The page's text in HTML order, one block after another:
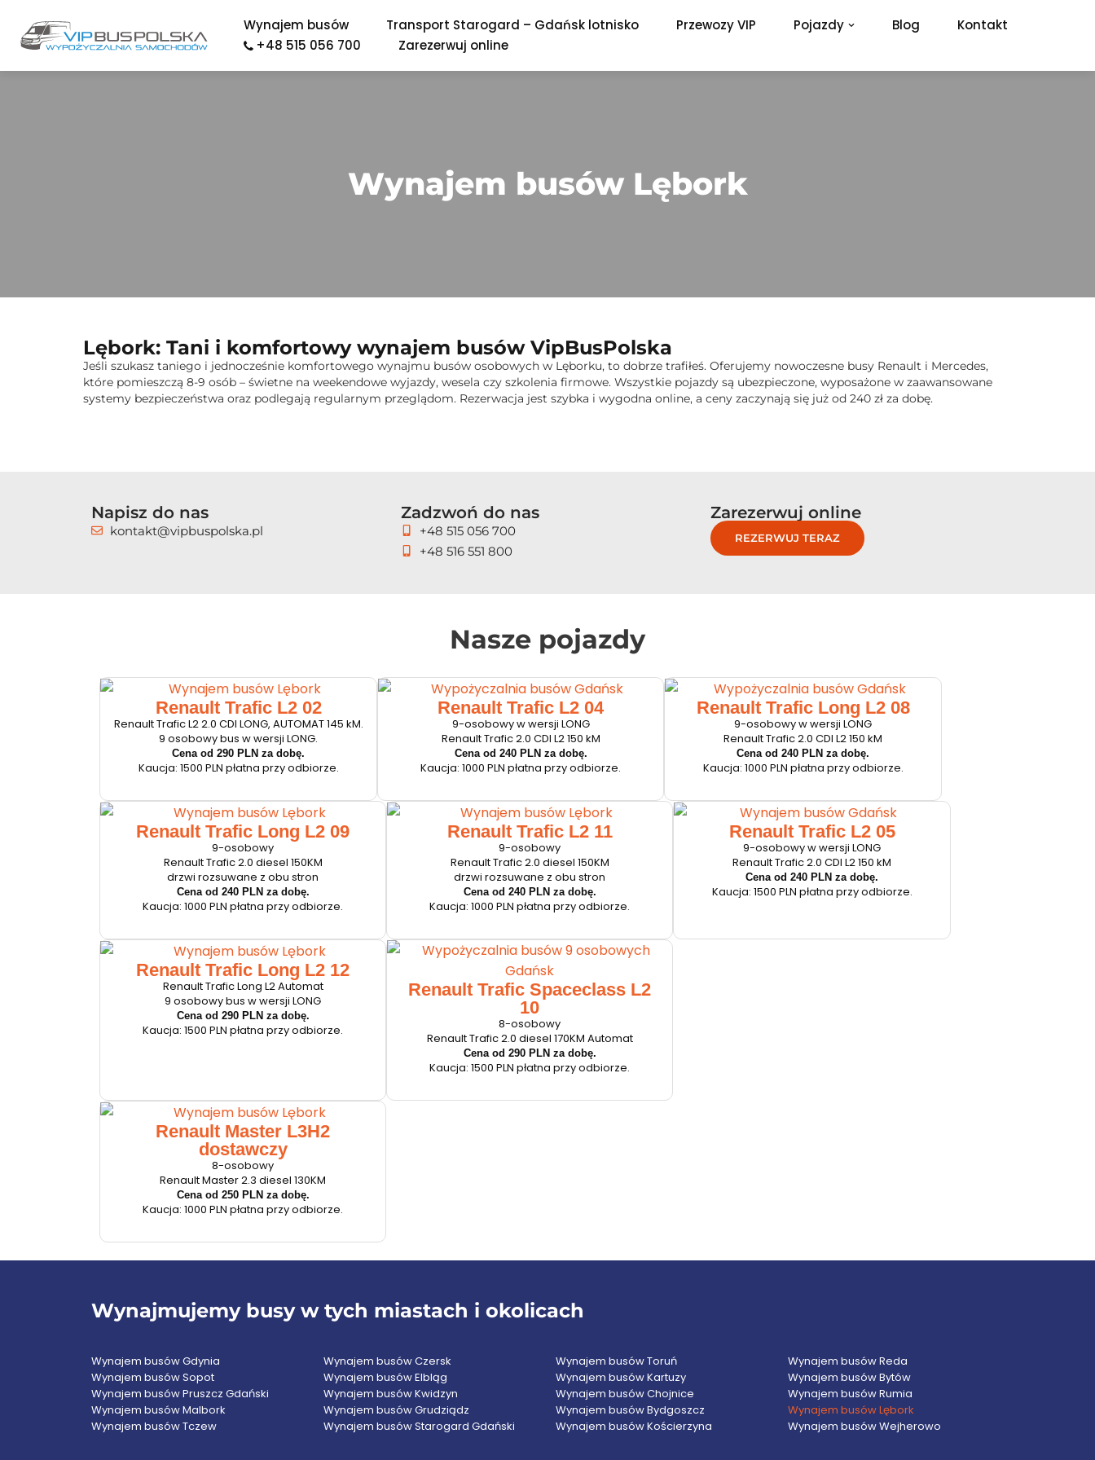
Przejdź
Wynajem busów Transport Starogard – Gdańsk lotnisko Przewozy VIP Pojazdy Blog
Kontakt
+48 515 056 700
Zarezerwuj online
Wynajem busów Lębork
Lębork: Tani i komfortowy wynajem busów VipBusPolska
Jeśli szukasz taniego i jednocześnie komfortowego wynajmu busów osobowych w Lęborku, to dobrze trafiłeś. Oferujemy nowoczesne busy Renault i Mercedes,
które pomieszczą 8-9 osób – świetne na weekendowe wyjazdy, wesela czy szkolenia firmowe. Wszystkie pojazdy są ubezpieczone, wyposażone w zaawansowane
systemy bezpieczeństwa oraz podlegają regularnym przeglądom. Rezerwacja jest szybka i wygodna online, a ceny zaczynają się już od 240 zł za dobę.
Napisz do nas
kontakt@vipbuspolska.pl
Zadzwoń do nas
+48 515 056 700
+48 516 551 800
Zarezerwuj online
REZERWUJ TERAZ
Nasze pojazdy
Renault Trafic L2 02
Renault Trafic L2 2.0 CDI LONG, AUTOMAT 145 kM.
9 osobowy bus w wersji LONG.
Cena od 290 PLN za dobę.
Kaucja: 1500 PLN płatna przy odbiorze.
Renault Trafic L2 04
9-osobowy w wersji LONG
Renault Trafic 2.0 CDI L2 150 kM
Cena od 240 PLN za dobę.
Kaucja: 1000 PLN płatna przy odbiorze.
Renault Trafic Long L2 08
9-osobowy w wersji LONG
Renault Trafic 2.0 CDI L2 150 kM
Cena od 240 PLN za dobę.
Kaucja: 1000 PLN płatna przy odbiorze.
Renault Trafic Long L2 09
9-osobowy
Renault Trafic 2.0 diesel 150KM
drzwi rozsuwane z obu stron
Cena od 240 PLN za dobę.
Kaucja: 1000 PLN płatna przy odbiorze.
Renault Trafic L2 11
9-osobowy
Renault Trafic 2.0 diesel 150KM
drzwi rozsuwane z obu stron
Cena od 240 PLN za dobę.
Kaucja: 1000 PLN płatna przy odbiorze.
Renault Trafic L2 05
9-osobowy w wersji LONG
Renault Trafic 2.0 CDI L2 150 kM
Cena od 240 PLN za dobę.
Kaucja: 1500 PLN płatna przy odbiorze.
Renault Trafic Long L2 12
Renault Trafic Long L2 Automat
9 osobowy bus w wersji LONG
Cena od 290 PLN za dobę.
Kaucja: 1500 PLN płatna przy odbiorze.
Renault Trafic Spaceclass L2
10
8-osobowy
Renault Trafic 2.0 diesel 170KM Automat
Cena od 290 PLN za dobę.
Kaucja: 1500 PLN płatna przy odbiorze.
Renault Master L3H2
dostawczy
8-osobowy
Renault Master 2.3 diesel 130KM
Cena od 250 PLN za dobę.
Kaucja: 1000 PLN płatna przy odbiorze.
Wynajmujemy busy w tych miastach i okolicach
Wynajem busów Gdynia
Wynajem busów Sopot
Wynajem busów Pruszcz Gdański
Wynajem busów Malbork
Wynajem busów Tczew
Wynajem busów Czersk
Wynajem busów Elbląg
Wynajem busów Kwidzyn
Wynajem busów Grudziądz
Wynajem busów Starogard Gdański
Wynajem busów Toruń
Wynajem busów Kartuzy
Wynajem busów Chojnice
Wynajem busów Bydgoszcz
Wynajem busów Kościerzyna
Wynajem busów Reda
Wynajem busów Bytów
Wynajem busów Rumia
Wynajem busów Lębork
Wynajem busów Wejherowo